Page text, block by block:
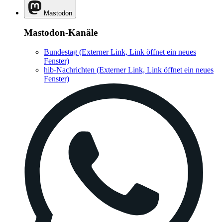
Mastodon
Mastodon-Kanäle
Bundestag (Externer Link, Link öffnet ein neues
Fenster)
hib-Nachrichten (Externer Link, Link öffnet ein neues
Fenster)